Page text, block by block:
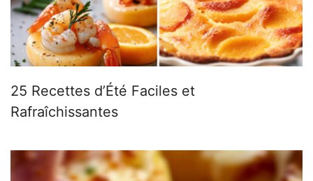
25 Recettes d’Été Faciles et
Rafraîchissantes